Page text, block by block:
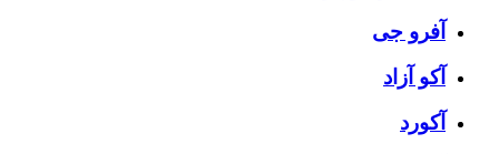
آفرو جی
آکو آزاد
آکورد